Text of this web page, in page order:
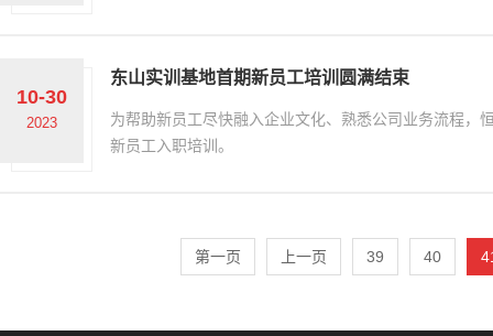
10-30
2023
东山实训基地首期新员工培训圆满结束
为帮助新员工尽快融入企业文化、熟悉公司业务流程，
新员工入职培训。
第一页 上一页 39 40